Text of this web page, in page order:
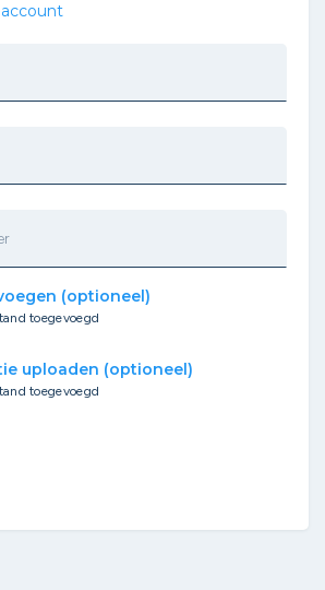
(optioneel)
toegevoegd
uploaden (optioneel)
toegevoegd